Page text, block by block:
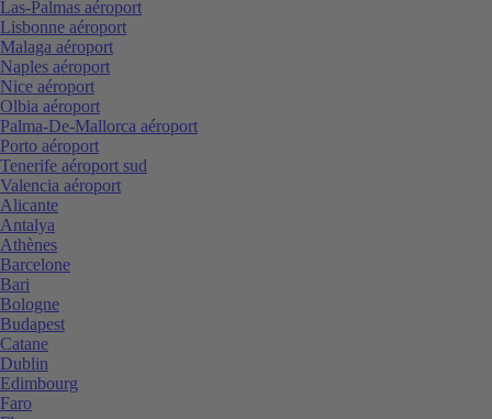
Las-Palmas aéroport
Lisbonne aéroport
Malaga aéroport
Naples aéroport
Nice aéroport
Olbia aéroport
Palma-De-Mallorca aéroport
Porto aéroport
Tenerife aéroport sud
Valencia aéroport
Alicante
Antalya
Athènes
Barcelone
Bari
Bologne
Budapest
Catane
Dublin
Edimbourg
Faro